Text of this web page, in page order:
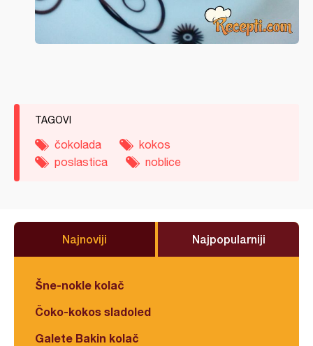
TAGOVI
čokolada
kokos
poslastica
noblice
Najnoviji Najpopularniji
Šne-nokle kolač
Čoko-kokos sladoled
Galete Bakin kolač